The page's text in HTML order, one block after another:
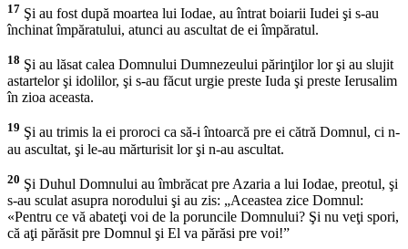
17 Şi au fost după moartea lui Iodae, au întrat boiarii Iudei şi s-au
închinat împăratului, atunci au ascultat de ei împăratul.
18 Şi au lăsat calea Domnului Dumnezeului părinţilor lor şi au slujit
astartelor şi idolilor, şi s-au făcut urgie preste Iuda şi preste Ierusalim
în zioa aceasta.
19 Şi au trimis la ei proroci ca să-i întoarcă pre ei cătră Domnul, ci n-
au ascultat, şi le-au mărturisit lor şi n-au ascultat.
20 Şi Duhul Domnului au îmbrăcat pre Azaria a lui Iodae, preotul, şi
s-au sculat asupra norodului şi au zis: „Aceastea zice Domnul:
«Pentru ce vă abateţi voi de la poruncile Domnului? Şi nu veţi spori,
că aţi părăsit pre Domnul şi El va părăsi pre voi!”